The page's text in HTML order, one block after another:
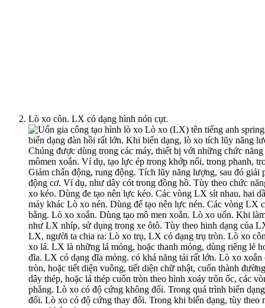
Lò xo côn. LX có dạng hình nón cụt.